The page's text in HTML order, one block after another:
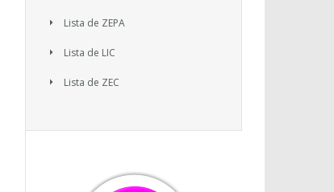
Lista de ZEPA
Lista de LIC
Lista de ZEC